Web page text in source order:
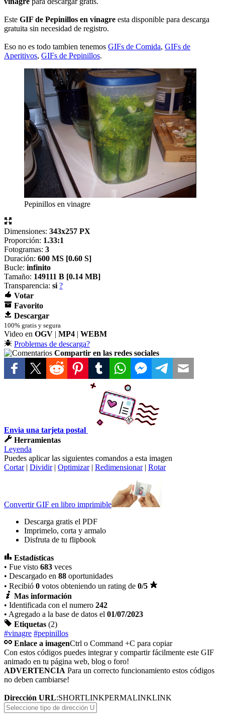
Este GIF de Pepinillos en vinagre esta disponible para descarga
gratuita sin necesidad de registro.
Eso no es todo tambien tenemos GIFs de Comida, GIFs de
Aperitivos, GIFs de Pepinillos.
Pepinillos en vinagre
Dimensiones: 343x257 PX
Proporción: 1.33:1
Fotogramas: 3
Duración: 600 MS [0.60 S]
Bucle: infinito
Tamaño: 149111 B [0.14 MB]
Transparencia: si ?
Votar
Favorito
Descargar
100% gratis y segura
Video en OGV | MP4 | WEBM
Problemas de descarga?
Compartir en las redes sociales
Envia una tarjeta postal
Herramientas
Leyenda
Puedes aplicar las siguientes comandos a esta imagen
Cortar| Dividir| Optimizar| Redimensionar| Rotar
Convertir GIF en libro imprimible
Descarga gratis el PDF
Imprimelo, corta y armalo
Disfruta de tu flipbook
Estadísticas
• Fue visto 683 veces
• Descargado en 88 oportunidades
• Recibió 0 votos obteniendo un rating de 0/5
Mas información
• Identificada con el numero 242
• Agregado a la base de datos el 01/07/2023
Etiquetas (2)
#vinagre #pepinillos
Enlace a imagenCtrl o Command +C para copiar
Con estos códigos puedes integrar y compartir fácilmente este GIF
animado en tu página web, blog o foro!
ADVERTENCIA Para un correcto funcionamiento estos códigos
no deben cambiarse!
Dirección URL:SHORTLINKPERMALINKLINK